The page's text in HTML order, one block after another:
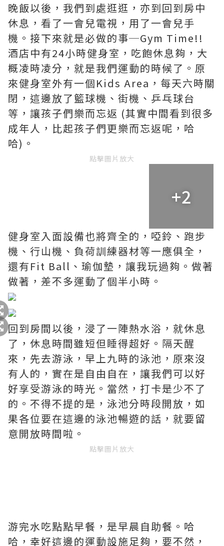
晚飯以後，我們到處逛逛，亦到回到房中
休息，看了一會兒電視，用了一會兒手
機。接下來就是必做的事─Gym Time!!
酒店中有24小時健身室，吃飽休息夠，大
概凌時凌分，就是我們運動的時候了。原
來健身室外有一個Kids Area，每天六時關
閉，這邊放了籃球機、街機、乒乓球台
等，讓孩子們樂而忘返 (其實中間看到很多
成年人，比起孩子們更樂而忘返呢，哈
哈)。
點擊圖片放大
+2
健身室入面設備也將齊全的，啞鈴、跑步
機、行山機、負荷訓練器材等一應俱全，
還有Fit Ball、瑜伽墊，讓我玩過夠。做著
做著，差不多運動了個半小時。
回到房間以後，浸了一陣熱水浴，就休息
了，休息時間雖短但睡得超好。隔天醒
來，先去游泳，早上九時的泳池，原來沒
有人的，實在是自由自在，讓我們可以好
好享受游泳的時光。當然，打卡是少不了
的。不得不提的是，泳池分時段開放，如
果各位要在這邊的泳池暢遊的話，就要留
意開放時間啦。
點擊圖片放大
游完水吃點點早餐，是早晨自助餐。哈
哈，幸好這邊的運動設施足夠，要不然，